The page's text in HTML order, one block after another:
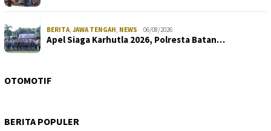
BERITA, JAWA TENGAH, NEWS 06/08/2026
Apel Siaga Karhutla 2026, Polresta Batan…
OTOMOTIF
BERITA POPULER